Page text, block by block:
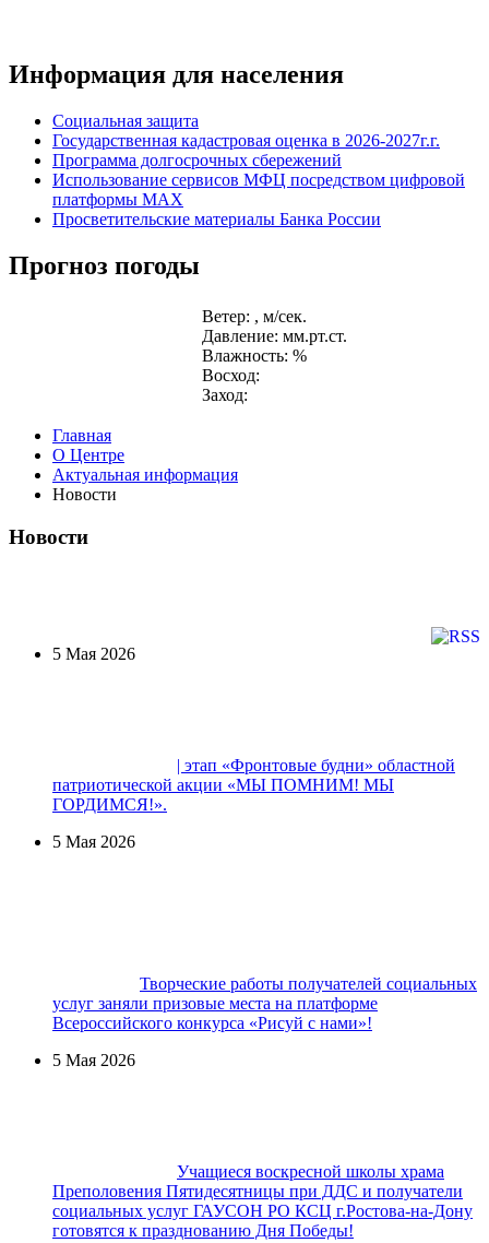
Информация для населения
Социальная защита
Государственная кадастровая оценка в 2026-2027г.г.
Программа долгосрочных сбережений
Использование сервисов МФЦ посредством цифровой
платформы MAX
Просветительские материалы Банка России
Прогноз погоды
Ветер: , м/сек.
Давление: мм.рт.ст.
Влажность: %
Восход:
Заход:
Главная
О Центре
Актуальная информация
Новости
Новости
5 Мая 2026
| этап «Фронтовые будни» областной
патриотической акции «МЫ ПОМНИМ! МЫ
ГОРДИМСЯ!».
5 Мая 2026
Творческие работы получателей социальных
услуг заняли призовые места на платформе
Всероссийского конкурса «Рисуй с нами»!
5 Мая 2026
Учащиеся воскресной школы храма
Преполовения Пятидесятницы при ДДС и получатели
социальных услуг ГАУСОН РО КСЦ г.Ростова-на-Дону
готовятся к празднованию Дня Победы!